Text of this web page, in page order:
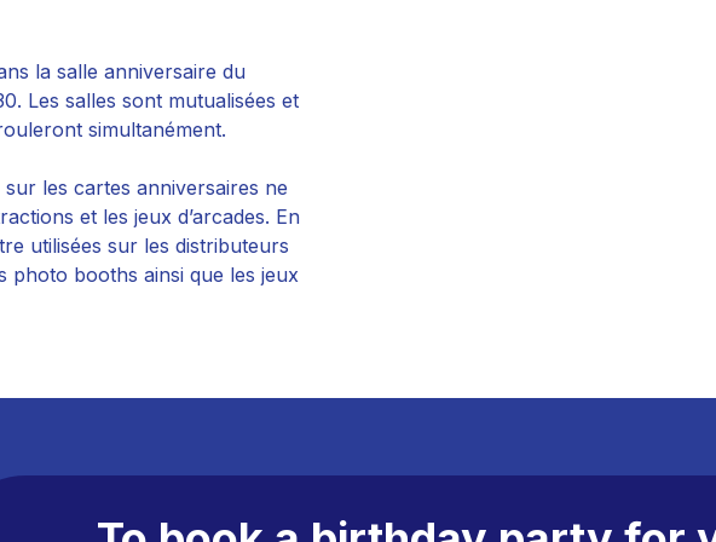
la salle anniversaire du
Les salles sont mutualisées et
simultanément.
les cartes anniversaires ne
et les jeux d’arcades. En
utilisées sur les distributeurs
photo booths ainsi que les jeux